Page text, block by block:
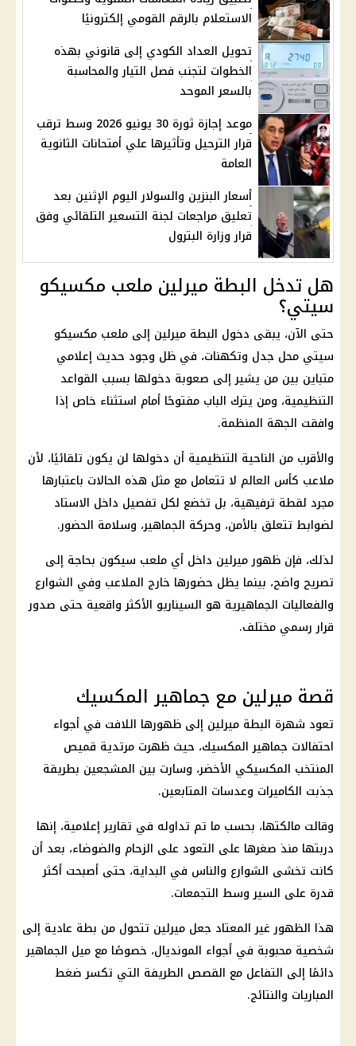
الاستعلام بالرقم القومي إلكترونيًا
تحويل العداد الكودي إلى قانوني بهذه
الخطوات لتجنب فصل التيار والمحاسبة
بالسعر الموحد
موعد إجازة ثورة 30 يونيو 2026 وسط ترقب
قرار الترحيل وتأثيرها علي أمتحانات الثانوية
العامة
أسعار البنزين والسولار اليوم الإثنين بعد
تعليق مراجعات لجنة التسعير التلقائي وفق
قرار وزارة البترول
هل تدخل البطة ميرلين ملعب مكسيكو
سيتي؟
حتى الآن، يبقى دخول البطة ميرلين إلى ملعب مكسيكو
سيتي محل جدل وتكهنات، في ظل وجود حديث إعلامي
متباين بين من يشير إلى صعوبة دخولها بسبب القواعد
التنظيمية، ومن يترك الباب مفتوحًا أمام استثناء خاص إذا
وافقت الجهة المنظمة.
والأقرب من الناحية التنظيمية أن دخولها لن يكون تلقائيًا، لأن
ملاعب كأس العالم لا تتعامل مع مثل هذه الحالات باعتبارها
مجرد لقطة ترفيهية، بل تخضع لكل تفصيل داخل الاستاد
لضوابط تتعلق بالأمن، وحركة الجماهير، وسلامة الحضور.
لذلك، فإن ظهور ميرلين داخل أي ملعب سيكون بحاجة إلى
تصريح واضح، بينما يظل حضورها خارج الملاعب وفي الشوارع
والفعاليات الجماهيرية هو السيناريو الأكثر واقعية حتى صدور
قرار رسمي مختلف.
قصة ميرلين مع جماهير المكسيك
تعود شهرة البطة ميرلين إلى ظهورها اللافت في أجواء
احتفالات جماهير المكسيك، حيث ظهرت مرتدية قميص
المنتخب المكسيكي الأخضر، وسارت بين المشجعين بطريقة
جذبت الكاميرات وعدسات المتابعين.
وقالت مالكتها، بحسب ما تم تداوله في تقارير إعلامية، إنها
دربتها منذ صغرها على التعود على الزحام والضوضاء، بعد أن
كانت تخشى الشوارع والناس في البداية، حتى أصبحت أكثر
قدرة على السير وسط التجمعات.
هذا الظهور غير المعتاد جعل ميرلين تتحول من بطة عادية إلى
شخصية محبوبة في أجواء المونديال، خصوصًا مع ميل الجماهير
دائمًا إلى التفاعل مع القصص الطريفة التي تكسر ضغط
المباريات والنتائج.